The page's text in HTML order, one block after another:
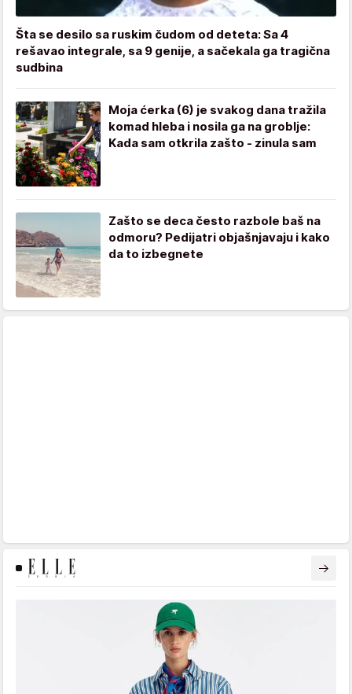
Šta se desilo sa ruskim čudom od deteta: Sa 4
rešavao integrale, sa 9 genije, a sačekala ga tragična
sudbina
Moja ćerka (6) je svakog dana tražila
komad hleba i nosila ga na groblje:
Kada sam otkrila zašto - zinula sam
Zašto se deca često razbole baš na
odmoru? Pedijatri objašnjavaju i kako
da to izbegnete